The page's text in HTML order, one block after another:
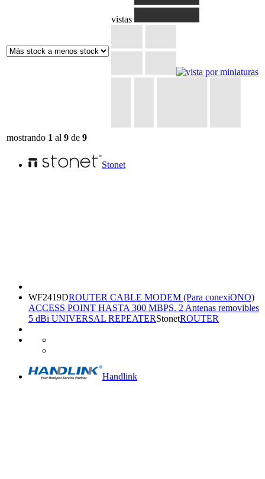
vistas
mostrando 1 al 9 de 9
Stonet
WF2419DROUTER CABLE MODEM (Para conexiONO)
ACCESS POINT HASTA 300 MBPS. 2 Antenas removibles
5 dBi UNIVERSAL REPEATERStonetROUTER
Handlink